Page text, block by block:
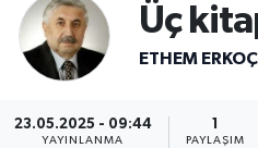
Üç
ETHEM ERKOÇ
23.05.2025 - 09:44
YAYINLANMA
1
PAYLAŞIM
SAĞLIK
ASAYİŞ
EKONOMİ
Çorum Namaz
Trafik Durumu
Süper Lig Puan